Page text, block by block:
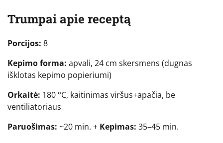
Trumpai apie receptą
Porcijos: 8
Kepimo forma: apvali, 24 cm skersmens (dugnas
išklotas kepimo popieriumi)
Orkaitė: 180 °C, kaitinimas viršus+apačia, be
ventiliatoriaus
Paruošimas: ~20 min. + Kepimas: 35–45 min.